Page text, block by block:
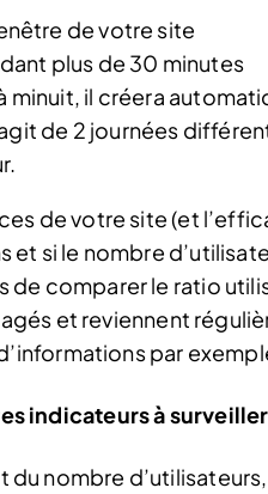
de votre site
plus de 30 minutes
minuit, il créera
de 2 journées
de votre site (et
et si le nombre
de comparer le ratio
et reviennent
par
indicateurs à surveiller
nombre